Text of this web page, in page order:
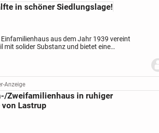
in schöner Siedlungslage!
aus dem Jahr 1939 vereint
mit solider Substanz und bietet eine
Anzeige
Zweifamilienhaus in ruhiger
Lastrup